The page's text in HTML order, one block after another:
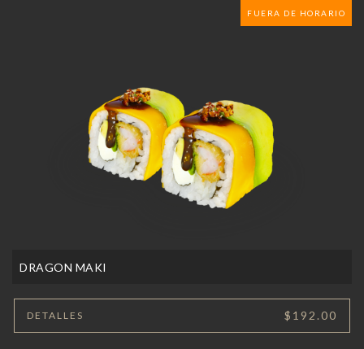
FUERA DE HORARIO
DRAGON MAKI
DETALLES $192.00